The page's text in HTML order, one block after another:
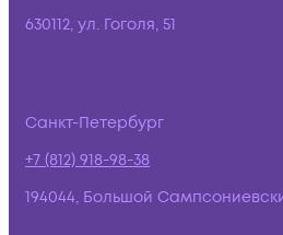
630112, ул. Гоголя, 51
Санкт-Петербург
+7 (812) 918-98-38
194044, Большой